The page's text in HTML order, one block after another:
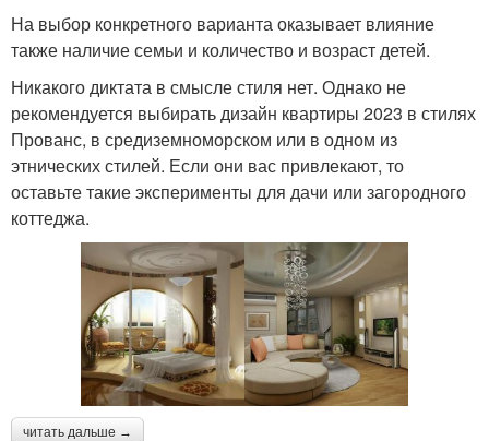
На выбор конкретного варианта оказывает влияние
также наличие семьи и количество и возраст детей.
Никакого диктата в смысле стиля нет. Однако не
рекомендуется выбирать дизайн квартиры 2023 в стилях
Прованс, в средиземноморском или в одном из
этнических стилей. Если они вас привлекают, то
оставьте такие эксперименты для дачи или загородного
коттеджа.
читать дальше →